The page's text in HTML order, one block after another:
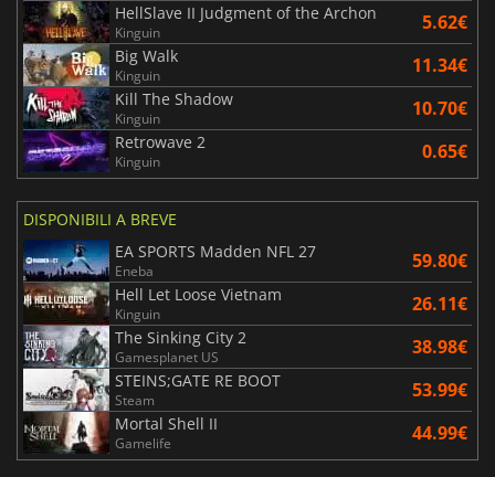
HellSlave II Judgment of the Archon
Kinguin 5.62€
Big Walk
Kinguin 11.34€
Kill The Shadow
Kinguin 10.70€
Retrowave 2
Kinguin 0.65€
DISPONIBILI A BREVE
EA SPORTS Madden NFL 27
Eneba 59.80€
Hell Let Loose Vietnam
Kinguin 26.11€
The Sinking City 2
Gamesplanet US 38.98€
STEINS;GATE RE BOOT
Steam 53.99€
Mortal Shell II
Gamelife 44.99€